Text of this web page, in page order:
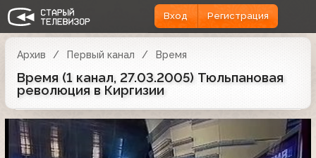
Вход Регистрация
Архив Первый канал Время
Время (1 канал, 27.03.2005) Тюльпановая
революция в Киргизии